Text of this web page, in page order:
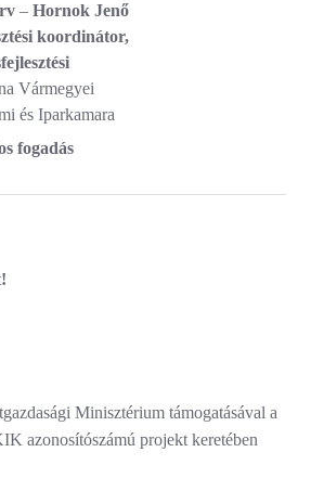
– Hornok Jenő
koordinátor,
Vármegyei
és Iparkamara
fogadás
Minisztérium támogatásával a
azonosítószámú projekt keretében